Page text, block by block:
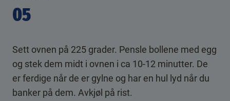
05
Sett ovnen på 225 grader. Pensle bollene med egg
og stek dem midt i ovnen i ca 10-12 minutter. De
er ferdige når de er gylne og har en hul lyd når du
banker på dem. Avkjøl på rist.